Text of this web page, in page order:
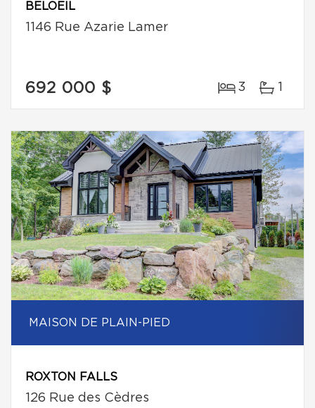
BELOEIL
1146 Rue Azarie Lamer
692 000 $ 3 1
MAISON DE PLAIN-PIED
ROXTON FALLS
126 Rue des Cèdres